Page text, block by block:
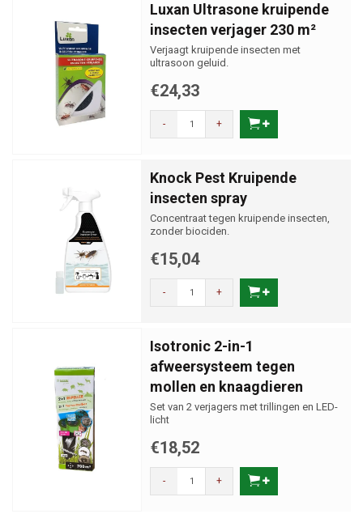
Luxan Ultrasone kruipende
insecten verjager 230 m²
Verjaagt kruipende insecten met
ultrasoon geluid.
€24,33
- +
Knock Pest Kruipende
insecten spray
Concentraat tegen kruipende insecten,
zonder biociden.
€15,04
- +
Isotronic 2-in-1
afweersysteem tegen
mollen en knaagdieren
Set van 2 verjagers met trillingen en LED-
licht
€18,52
- +